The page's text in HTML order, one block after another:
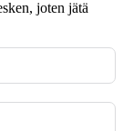
joten jätä